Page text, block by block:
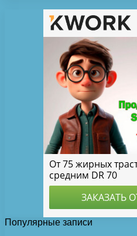
Популярные записи